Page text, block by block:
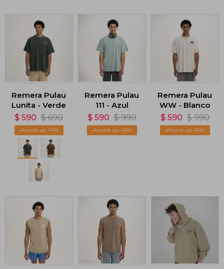
Remera Pulau
Lunita - Verde
$ 590 $ 690
14
Remera Pulau
111 - Azul
$ 590 $ 990
40
Remera Pulau
WW - Blanco
$ 590 $ 990
40